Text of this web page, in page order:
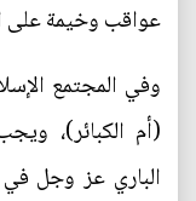
عواقب وخيمة على
وفي المجتمع
(أم الكبائر)،
الباري عز وجل في